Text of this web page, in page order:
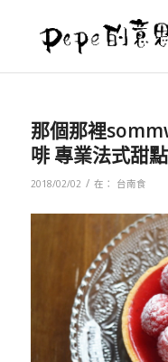
那個那裡
啡 專業法式甜
2018/02/02 / 在： 台南食